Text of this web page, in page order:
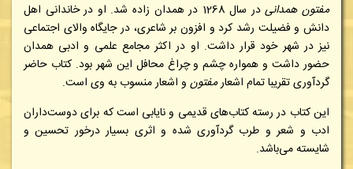
مفتون همدانی
در سال 1268 در همدان زاده شد. او در خاندانی اهل
دانش و فضیلت رشد کرد و افزون بر شاعری، در جایگاه والای اجتماعی
نیز در شهر خود قرار داشت. او در اکثر مجامع علمی و ادبی همدان
حضور داشت و همواره چشم و چراغ محافل این شهر بود. کتاب حاضر
گردآوری تقریبا تمام اشعارمفتون و اشعار منسوب به وی است.
این کتاب در رسته کتاب‌های قدیمی و نایابی است که برای دوست‌داران
ادب و شعر و طرب گردآوری شده و اثری بسیار درخور تحسین و
شایسته می‌باشد.